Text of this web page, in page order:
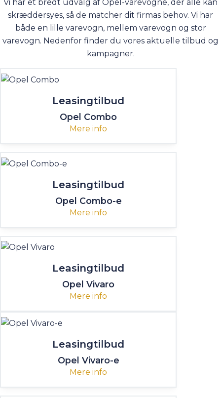
Vi har et bredt udvalg af Opel-varevogne, der alle kan
skræddersyes, så de matcher dit firmas behov. Vi har
både en lille varevogn, mellem varevogn og stor
varevogn. Nedenfor finder du vores aktuelle tilbud og
kampagner.
Leasingtilbud
Opel Combo
Mere info
Leasingtilbud
Opel Combo-e
Mere info
Leasingtilbud
Opel Vivaro
Mere info
Leasingtilbud
Opel Vivaro-e
Mere info